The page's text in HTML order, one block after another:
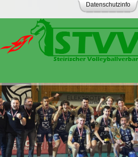
Datenschutzinfo